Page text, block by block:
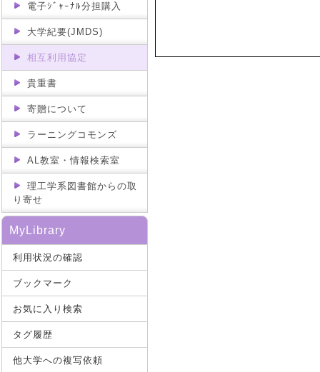
電子ｼﾞｬｰﾅﾙ分担購入
大学紀要(JMDS)
相互利用協定
貴重書
寄贈について
ラーニングコモンズ
AL教室・情報検索室
理工学系図書館からの取
り寄せ
MyLibrary
利用状況の確認
ブックマーク
お気に入り検索
タグ履歴
他大学への複写依頼